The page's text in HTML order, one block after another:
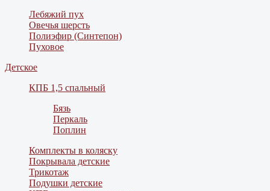
Лебяжий пух
Овечья шерсть
Полиэфир (Синтепон)
Пуховое
Детское
КПБ 1,5 спальный
Бязь
Перкаль
Поплин
Комплекты в коляску
Покрывала детские
Трикотаж
Подушки детские